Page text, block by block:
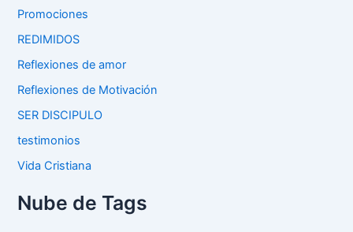
Promociones
REDIMIDOS
Reflexiones de amor
Reflexiones de Motivación
SER DISCIPULO
testimonios
Vida Cristiana
Nube de Tags